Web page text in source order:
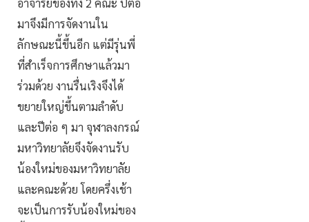
มาจึงมีการจัดงานใน
ลักษณะนี้ขึ้นอีก แต่มีรุ่นพี่
ที่สำเร็จการศึกษาแล้วมา
ร่วมด้วย งานรื่นเริงจึงได้
ขยายใหญ่ขึ้นตามลำดับ
และปีต่อ ๆ มา จุฬาลงกรณ์
มหาวิทยาลัยจึงจัดงานรับ
น้องใหม่ของมหาวิทยาลัย
และคณะด้วย โดยครึ่งเช้า
จะเป็นการรับน้องใหม่ของ